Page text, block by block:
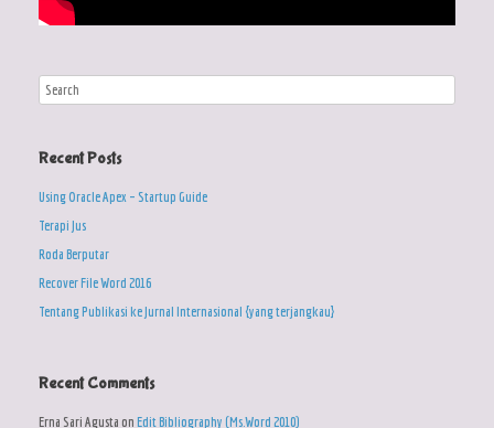
Recent Posts
Using Oracle Apex – Startup Guide
Terapi Jus
Roda Berputar
Recover File Word 2016
Tentang Publikasi ke Jurnal Internasional {yang terjangkau}
Recent Comments
Erna Sari Agusta on Edit Bibliography (Ms.Word 2010)